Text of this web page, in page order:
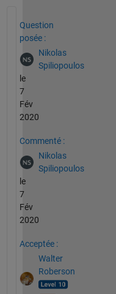
Question
posée :
Nikolas
Spiliopoulos
le
7
Fév
2020
Commenté :
Nikolas
Spiliopoulos
le
7
Fév
2020
Acceptée :
Walter
Roberson